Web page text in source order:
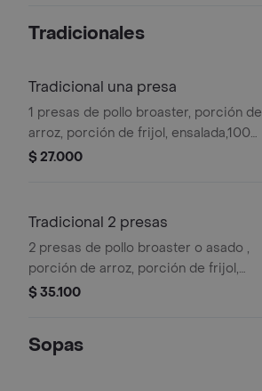
Tradicionales
Tradicional una presa
1 presas de pollo broaster, porción de
arroz, porción de frijol, ensalada,100
gr de papa a la francesa y sopa
$ 27.000
Tradicional 2 presas
2 presas de pollo broaster o asado ,
porción de arroz, porción de frijol,
ensalada,100 gr de papa a la francesa
$ 35.100
Sopas